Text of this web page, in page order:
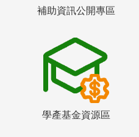
補助資訊公開專區
學產基金資源區